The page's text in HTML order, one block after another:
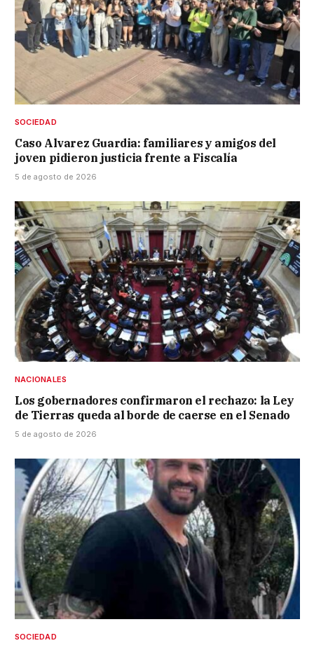
SOCIEDAD
Caso Alvarez Guardia: familiares y amigos del
joven pidieron justicia frente a Fiscalía
5 de agosto de 2026
NACIONALES
Los gobernadores confirmaron el rechazo: la Ley
de Tierras queda al borde de caerse en el Senado
5 de agosto de 2026
SOCIEDAD